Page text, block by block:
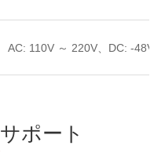
AC: 110V ～ 220V、DC: -48V
サポート